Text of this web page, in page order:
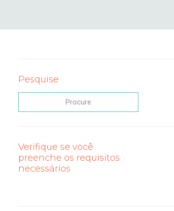
Pesquise
Verifique se você
preenche os requisitos
necessários